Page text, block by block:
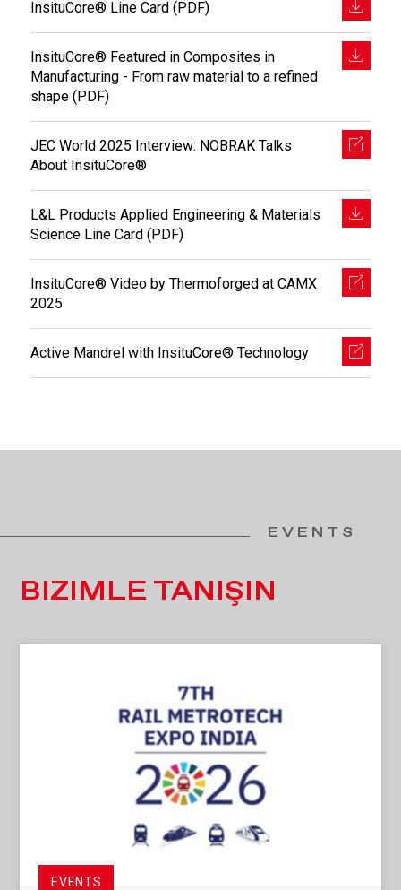
InsituCore® Line Card (PDF)
InsituCore® Featured in Composites in
Manufacturing - From raw material to a refined
shape (PDF)
JEC World 2025 Interview: NOBRAK Talks
About InsituCore®
L&L Products Applied Engineering & Materials
Science Line Card (PDF)
InsituCore® Video by Thermoforged at CAMX
2025
Active Mandrel with InsituCore® Technology
EVENTS
BIZIMLE TANIŞIN
EVENTS